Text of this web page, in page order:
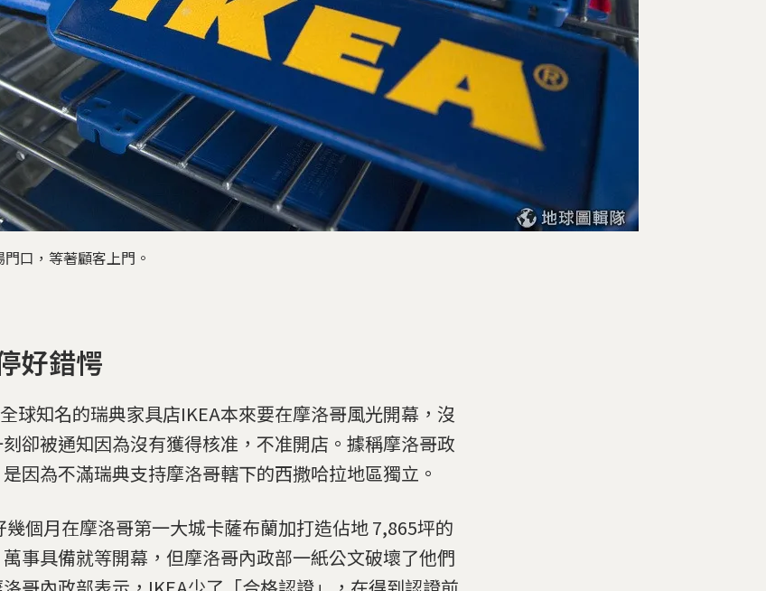
口，等著顧客上門。
好錯愕
球知名的瑞典家具店IKEA本來要在摩洛哥風光開幕，沒
卻被通知因為沒有獲得核准，不准開店。據稱摩洛哥政
因為不滿瑞典支持摩洛哥轄下的西撒哈拉地區獨立。
幾個月在摩洛哥第一大城卡薩布蘭加打造佔地 7,865坪的
事具備就等開幕，但摩洛哥內政部一紙公文破壞了他們